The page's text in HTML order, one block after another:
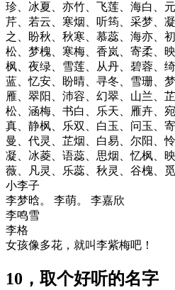
珍、冰夏、亦竹、飞莲、海白、
芹、若云、寒烟、听筠、采梦、
之、盼秋、秋寒、慕蕊、海亦、
松、梦槐、寒梅、香岚、寄柔、
枫、夜绿、雪莲、从丹、碧蓉、
蓝、忆安、盼晴、寻冬、雪珊、
雁、翠阳、沛容、幻翠、山兰、
松、涵梅、书白、乐天、雁卉、
真、静枫、乐双、白玉、问玉、
曼、代灵、芷烟、白易、尔阳、
凝、冰菱、语蕊、思烟、忆枫、
薇、凡灵、乐蕊、秋灵、谷槐、
小李子
李梦晗。 李萌。 李嘉欣
李鸣雪
李格
女孩像多花，就叫李紫梅吧！
10，取个好听的名字